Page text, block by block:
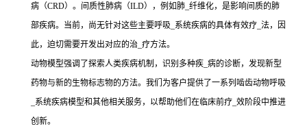
病（CRD）。间质性肺病（ILD），例如肺_纤维化，是影响间质的肺
部疾病。当前，尚无针对这些主要呼吸_系统疾病的具体有效疗_法，因
此，迫切需要开发出对应的治_疗方法。
动物模型强调了探索人类疾病机制，识别多种疾_病的诊断，发现新型
药物与新的生物标志物的方法。我们为客户提供了一系列啮齿动物呼吸
_系统疾病模型和其他相关服务，以帮助他们在临床前疗_效阶段中推进
创新。